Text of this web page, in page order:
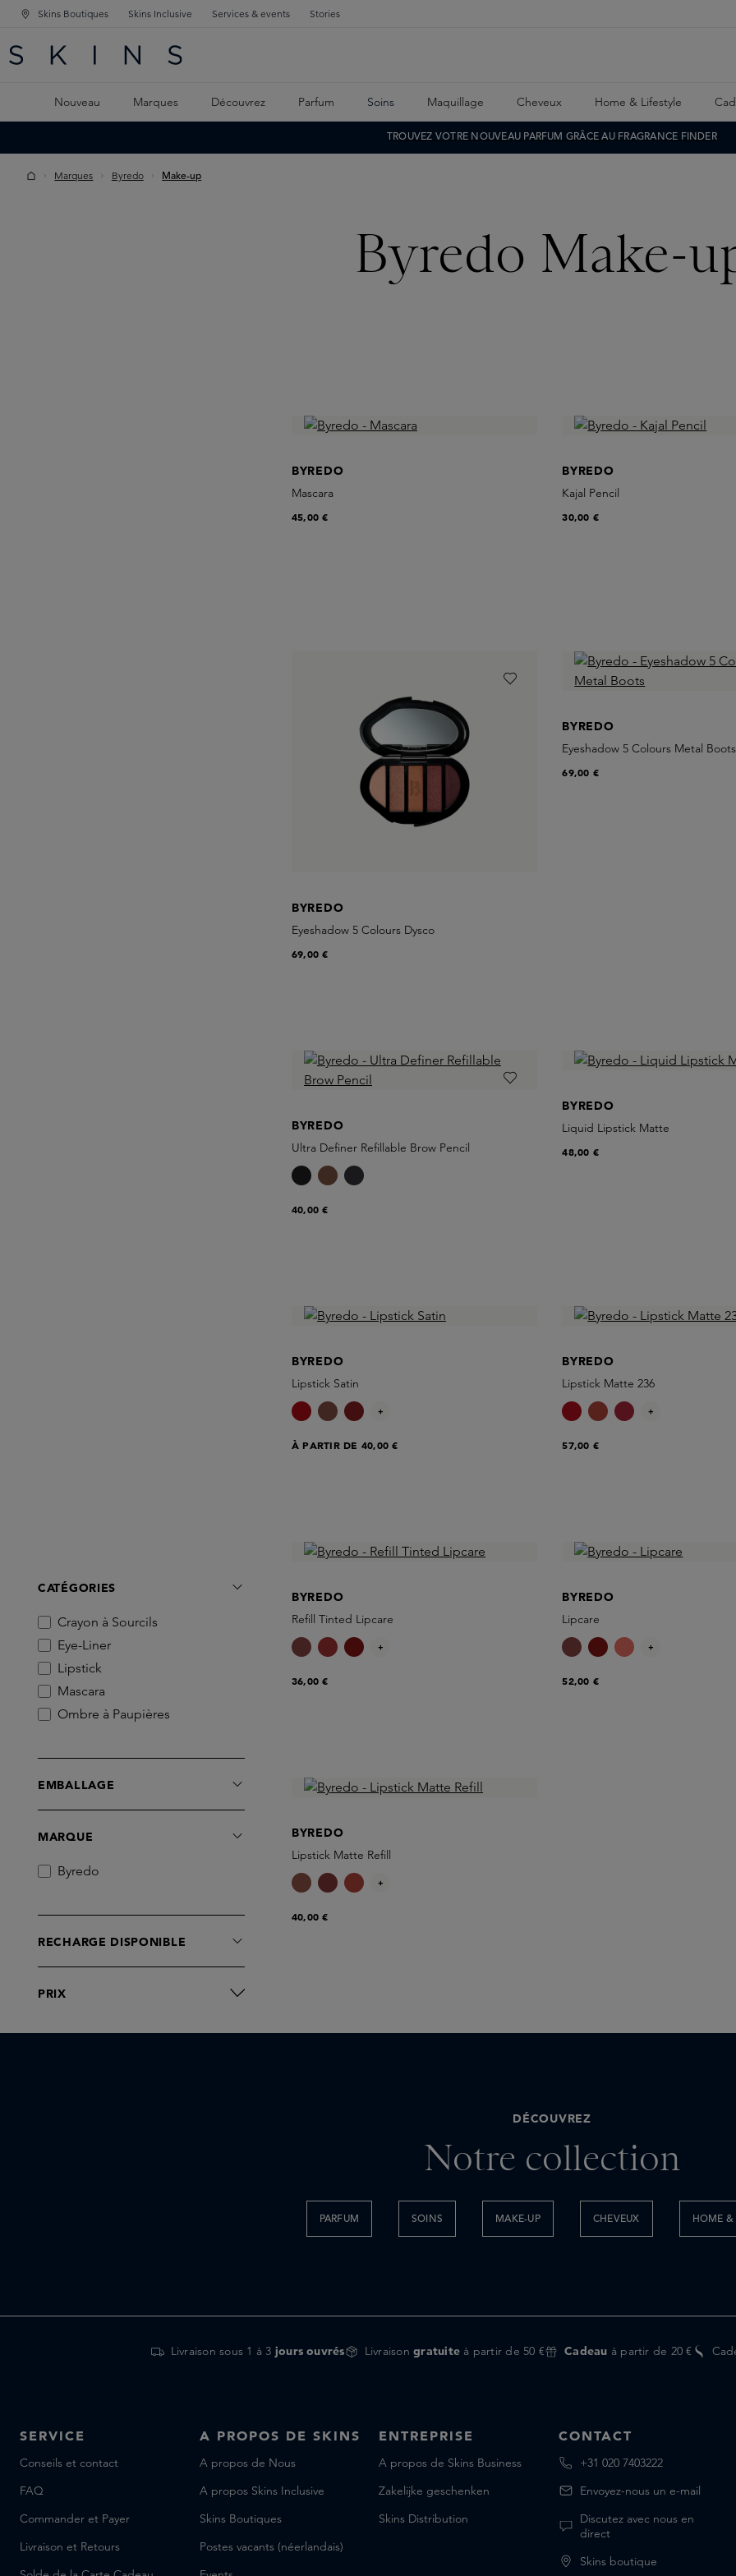
PRINCIPALE
CONTENU PRINCIPAL
Skins Boutiques Skins Inclusive Services & events Stories
Nouveau Marques Découvrez Parfum Soins Maquillage Cheveux Home & Lifestyle
TROUVEZ VOTRE NOUVEAU PARFUM GRÂCE AU FRAGRANCE FINDER
Marques Byredo Make-up
Byredo Make-
CATÉGORIES
Crayon à Sourcils
Eye-Liner
Lipstick
Mascara
Ombre à Paupières
EMBALLAGE
MARQUE
Byredo
RECHARGE DISPONIBLE
PRIX
BYREDO
Mascara
45,00 €
BYREDO
Kajal Pencil
30,00 €
BYREDO
Eyeshadow 5 Colours Dysco
69,00 €
BYREDO
Eyeshadow 5 Colours Metal Boots
69,00 €
BYREDO
Ultra Definer Refillable Brow Pencil
40,00 €
BYREDO
Liquid Lipstick Matte
48,00 €
BYREDO
Lipstick Satin
À PARTIR DE 40,00 €
+
BYREDO
Lipstick Matte 236
57,00 €
+
BYREDO
Refill Tinted Lipcare
36,00 €
+
BYREDO
Lipcare
52,00 €
+
BYREDO
Lipstick Matte Refill
40,00 €
+
DÉCOUVREZ
Notre collection
PARFUM SOINS MAKE-UP CHEVEUX HOME &
Livraison sous 1 à 3 jours ouvrés Livraisongratuite à partir de 50 € Cadeau à partir de 20 €
SERVICE
Conseils et contact
FAQ
Commander et Payer
Livraison et Retours
A PROPOS DE SKINS
A propos de Nous
A propos Skins Inclusive
Skins Boutiques
Postes vacants (néerlandais)
ENTREPRISE
A propos de Skins Business
Zakelijke geschenken
Skins Distribution
CONTACT
+31 020 7403222
Envoyez-nous un e-mail
Discutez avec nous en
direct
Skins boutique